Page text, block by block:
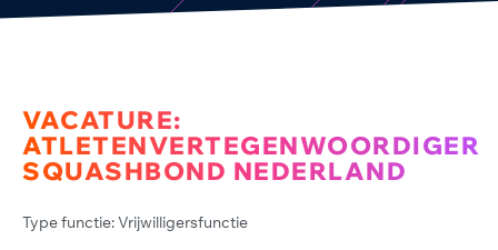
VACATURE:
ATLETENVERTEGENWOORDIGER
SQUASHBOND NEDERLAND
Type functie: Vrijwilligersfunctie